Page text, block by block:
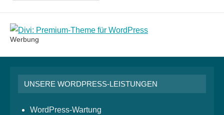
Werbung
UNSERE WORDPRESS-LEISTUNGEN
WordPress-Wartung